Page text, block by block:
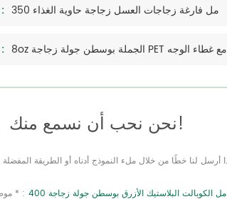
سابق : 350 مل فارغة زجاجات العسل زجاجة حاوية الغذاء
التالى : 8oz الجملة بوسطن جولة زجاجة PET مع غطاء الوجه
نحن نحب أن نسمع منك!
موضوع * : 400 مل الكوبالت البلاستيك الأزرق بوسطن جولة زجاجة